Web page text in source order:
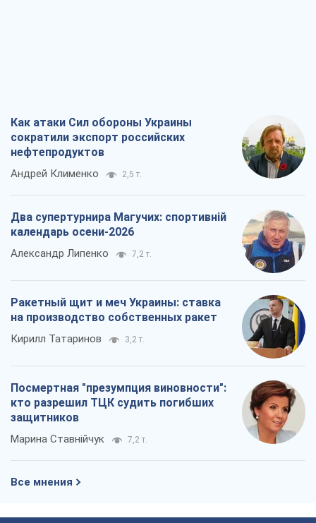
Как атаки Сил обороны Украины
сократили экспорт российских
нефтепродуктов
Андрей Клименко 2,5 т.
Два супертурнира Магучих: спортивній
календарь осени-2026
Александр Липенко 7,2 т.
Ракетный щит и меч Украины: ставка
на производство собственных ракет
Кирилл Татаринов 3,2 т.
Посмертная "презумпция виновности":
кто разрешил ТЦК судить погибших
защитников
Марина Ставнійчук 7,2 т.
Все мнения